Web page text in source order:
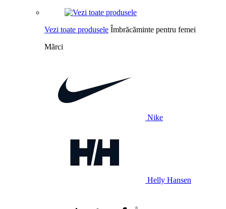
Vezi toate produsele Îmbrăcăminte pentru femei
Mărci
Nike
Helly Hansen